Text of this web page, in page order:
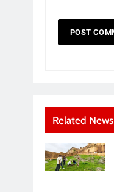
Related News